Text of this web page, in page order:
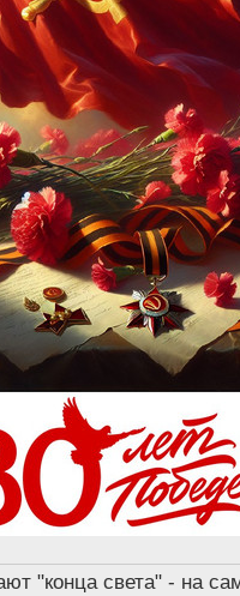
"конца света" - на